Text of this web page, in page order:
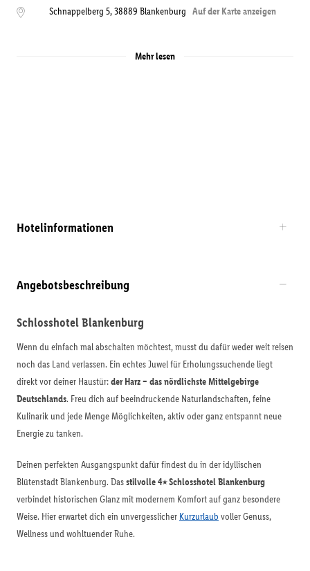
Schnappelberg 5,38889 Blankenburg Auf der Karte anzeigen
Mehr lesen
Hotelinformationen
Angebotsbeschreibung
Schlosshotel Blankenburg
Wenn du einfach mal abschalten möchtest, musst du dafür weder weit reisen
noch das Land verlassen. Ein echtes Juwel für Erholungssuchende liegt
direkt vor deiner Haustür:der Harz – das nördlichste Mittelgebirge
Deutschlands. Freu dich auf beeindruckende Naturlandschaften, feine
Kulinarik und jede Menge Möglichkeiten, aktiv oder ganz entspannt neue
Energie zu tanken.
Deinen perfekten Ausgangspunkt dafür findest du in der idyllischen
Blütenstadt Blankenburg. Dasstilvolle 4⭑ Schlosshotel Blankenburg
verbindet historischen Glanz mit modernem Komfort auf ganz besondere
Weise. Hier erwartet dich ein unvergesslicher Kurzurlaub voller Genuss,
Wellness und wohltuender Ruhe.